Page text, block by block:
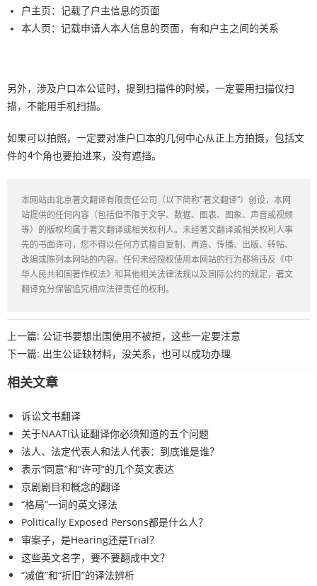
户主页：记载了户主信息的页面
本人页：记载申请人本人信息的页面，有和户主之间的关系
另外，涉及户口本公证时，提到扫描件的时候，一定要用扫描仪扫
描，不能用手机扫描。
如果可以拍照，一定要对准户口本的几何中心从正上方拍摄，包括文
件的4个角也要拍进来，没有遮挡。
本网站由北京著文翻译有限责任公司（以下简称“著文翻译”）创设，本网
站提供的任何内容（包括但不限于文字、数据、图表、图象、声音或视频
等）的版权均属于著文翻译或相关权利人。未经著文翻译或相关权利人事
先的书面许可，您不得以任何方式擅自复制、再造、传播、出版、转帖、
改编或陈列本网站的内容。任何未经授权使用本网站的行为都将违反《中
华人民共和国著作权法》和其他相关法律法规以及国际公约的规定，著文
翻译充分保留追究相应法律责任的权利。
上一篇: 公证书要想出国使用不被拒，这些一定要注意
下一篇: 出生公证缺材料，没关系，也可以成功办理
相关文章
诉讼文书翻译
关于NAATI认证翻译你必须知道的五个问题
法人、法定代表人和法人代表：到底谁是谁？
表示“同意”和“许可”的几个英文表达
京剧剧目和概念的翻译
“格局”一词的英文译法
Politically Exposed Persons都是什么人？
审案子，是Hearing还是Trial？
这些英文名字，要不要翻成中文？
“减值”和“折旧”的译法辨析